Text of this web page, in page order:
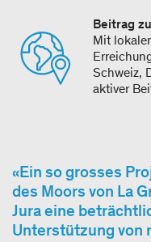
Beitrag
Mit
Schweiz,
aktiver
Ein so grosses
des Moors von La
Jura eine
Unterstützung von